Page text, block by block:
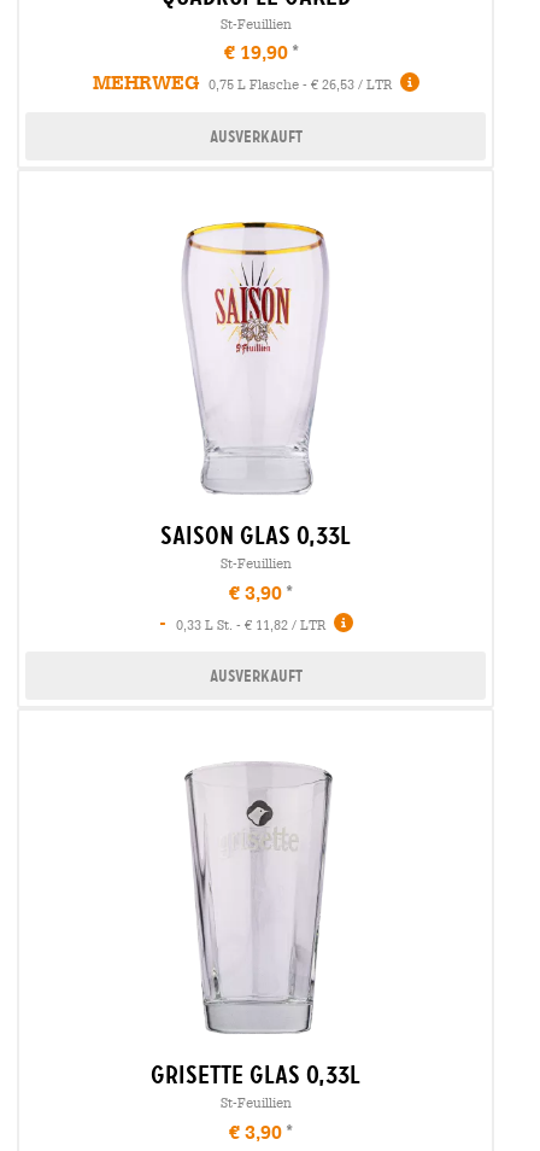
St-Feuillien
€ 19,90
MEHRWEG
0,75 L Flasche - € 26,53 / LTR
Ausverkauft
saison glas 0,33l
St-Feuillien
€ 3,90
-
0,33 L St. - € 11,82 / LTR
Ausverkauft
grisette glas 0,33l
St-Feuillien
€ 3,90